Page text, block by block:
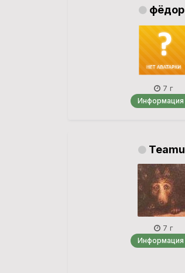
фёдор
7 г
Информация
Teamu
7 г
Информация